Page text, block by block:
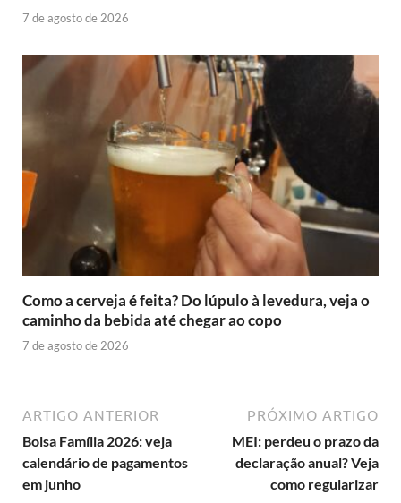
7 de agosto de 2026
Como a cerveja é feita? Do lúpulo à levedura, veja o
caminho da bebida até chegar ao copo
7 de agosto de 2026
ARTIGO ANTERIOR
Bolsa Família 2026: veja
calendário de pagamentos
em junho
PRÓXIMO ARTIGO
MEI: perdeu o prazo da
declaração anual? Veja
como regularizar